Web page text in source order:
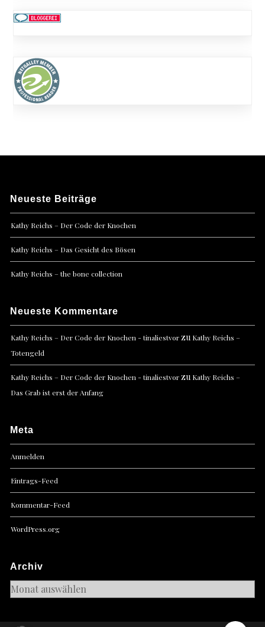
Neueste Beiträge
Kathy Reichs – Der Code der Knochen
Kathy Reichs – Das Gesicht des Bösen
Kathy Reichs – the bone collection
Neueste Kommentare
Kathy Reichs – Der Code der Knochen - tinaliestvorzu Kathy Reichs –
Totengeld
Kathy Reichs – Der Code der Knochen - tinaliestvorzu Kathy Reichs –
Das Grab ist erst der Anfang
Meta
Anmelden
Eintrags-Feed
Kommentar-Feed
WordPress.org
Archiv
Archiv